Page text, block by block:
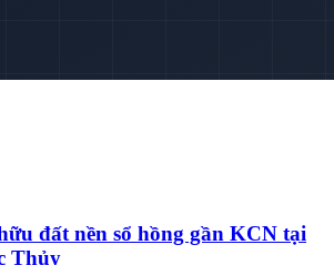
đất nền sổ hồng gần KCN tại
Thủy